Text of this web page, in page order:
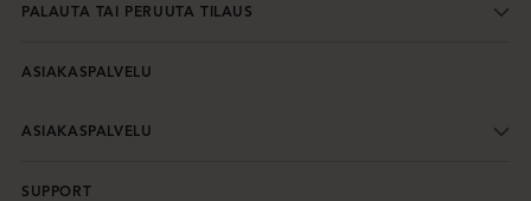
PALAUTA TAI PERUUTA TILAUS
ASIAKASPALVELU
ASIAKASPALVELU
SUPPORT